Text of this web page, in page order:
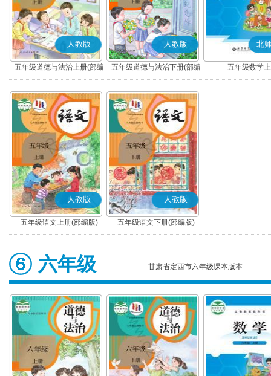
人教版
五年级道德与法治上册(部编
版)
人教版
五年级道德与法治下册(部编
版)
北
五年级数学
人教版
五年级语文上册(部编版)
人教版
五年级语文下册(部编版)
六年级 甘肃省定西市六年级课本版本